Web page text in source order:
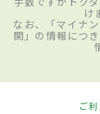
け
なお、「マイナ
関」の情報につ
ご